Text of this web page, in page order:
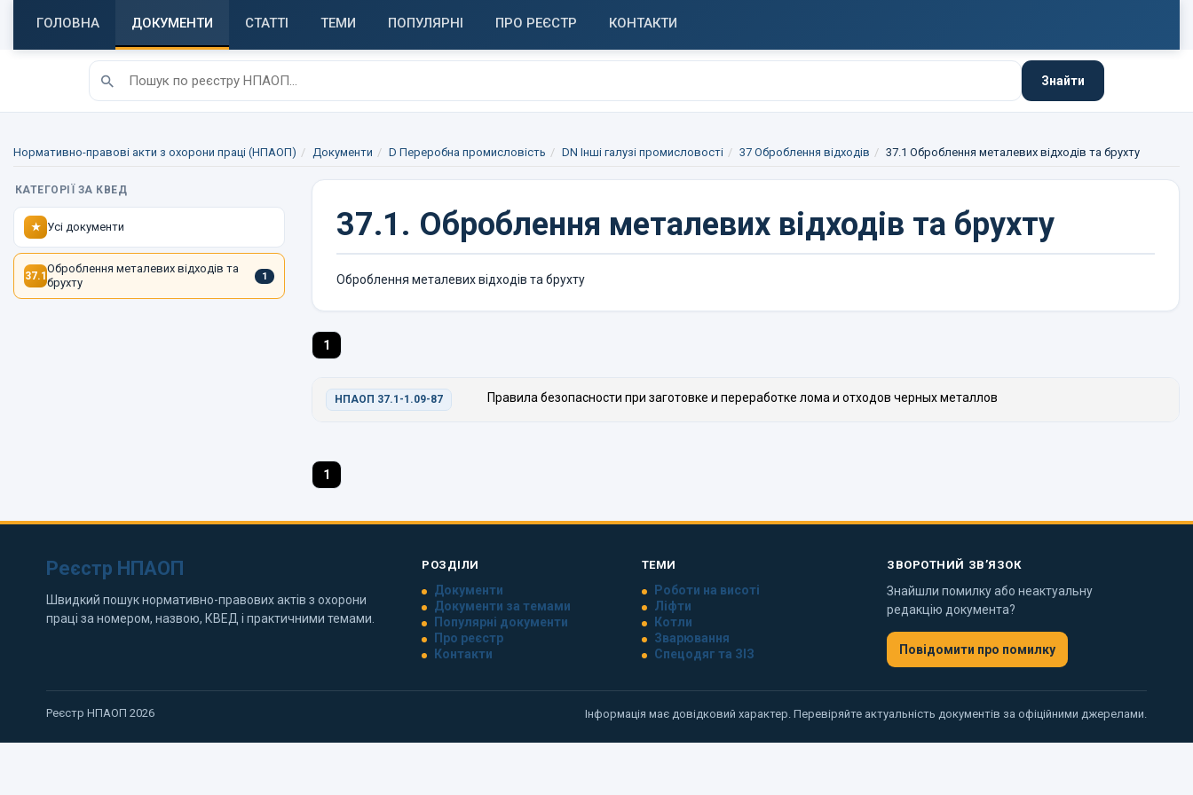
ГОЛОВНА ДОКУМЕНТИ СТАТТІ ТЕМИ ПОПУЛЯРНІ ПРО РЕЄСТР КОНТАКТИ
Знайти
Нормативно-правові акти з охорони праці (НПАОП) Документи D Переробна промисловість DN Інші галузі промисловості 37 Оброблення відходів 37.1 Оброблення металевих відходів та брухту
КАТЕГОРІЇ ЗА КВЕД
★ Усі документи
37.1
Оброблення металевих відходів та
брухту
1
37.1. Оброблення металевих відходів та брухту
Оброблення металевих відходів та брухту
1
НПАОП 37.1-1.09-87 Правила безопасности при заготовке и переработке лома и отходов черных металлов
1
Реєстр НПАОП
Швидкий пошук нормативно-правових актів з охорони
праці за номером, назвою, КВЕД і практичними темами.
РОЗДІЛИ
Документи
Документи за темами
Популярні документи
Про реєстр
Контакти
ТЕМИ
Роботи на висоті
Ліфти
Котли
Зварювання
Спецодяг та ЗІЗ
ЗВОРОТНИЙ ЗВ’ЯЗОК
Знайшли помилку або неактуальну
редакцію документа?
Повідомити про помилку
Реєстр НПАОП 2026 Інформація має довідковий характер. Перевіряйте актуальність документів за офіційними джерелами.